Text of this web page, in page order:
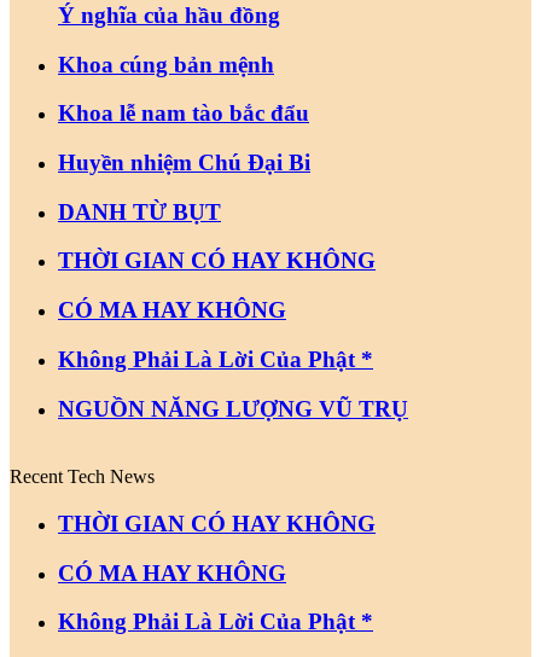
Ý nghĩa của hầu đồng
Khoa cúng bản mệnh
Khoa lễ nam tào bắc đẩu
Huyền nhiệm Chú Đại Bi
DANH TỪ BỤT
THỜI GIAN CÓ HAY KHÔNG
CÓ MA HAY KHÔNG
Không Phải Là Lời Của Phật *
NGUỒN NĂNG LƯỢNG VŨ TRỤ
Recent Tech News
THỜI GIAN CÓ HAY KHÔNG
CÓ MA HAY KHÔNG
Không Phải Là Lời Của Phật *